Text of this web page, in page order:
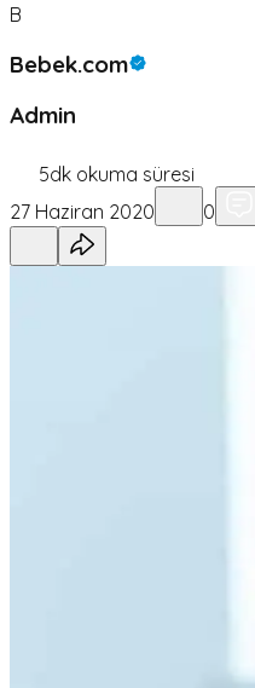
B
Bebek.com
Admin
5dk okuma süresi
27 Haziran 2020
0